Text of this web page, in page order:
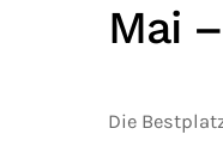
Mai
Die